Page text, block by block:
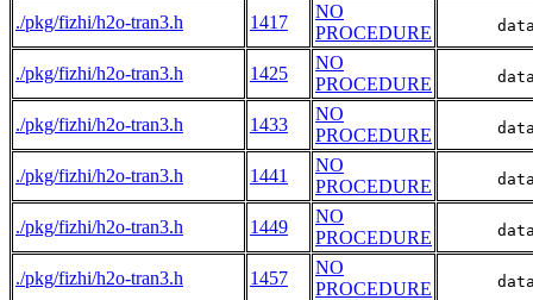
./pkg/fizhi/h2o-tran3.h 1417
NO
PROCEDURE
./pkg/fizhi/h2o-tran3.h 1425
NO
PROCEDURE
./pkg/fizhi/h2o-tran3.h 1433
NO
PROCEDURE
./pkg/fizhi/h2o-tran3.h 1441
NO
PROCEDURE
./pkg/fizhi/h2o-tran3.h 1449
NO
PROCEDURE
./pkg/fizhi/h2o-tran3.h 1457
NO
PROCEDURE